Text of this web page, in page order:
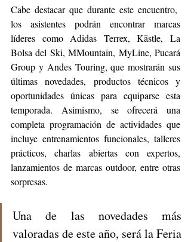
Cabe destacar que durante este encuentro,
los asistentes podrán encontrar marcas
líderes como Adidas Terrex, Kästle, La
Bolsa del Ski, MMountain, MyLine, Pucará
Group y Andes Touring, que mostrarán sus
últimas novedades, productos técnicos y
oportunidades únicas para equiparse esta
temporada. Asimismo, se ofrecerá una
completa programación de actividades que
incluye entrenamientos funcionales, talleres
prácticos, charlas abiertas con expertos,
lanzamientos de marcas outdoor, entre otras
sorpresas.
Una de las novedades más
valoradas de este año, será la Feria